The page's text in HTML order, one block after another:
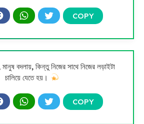
মানুষ বদলায়, কিন্তু নিজের সাথে নিজের লড়াইটা
চালিয়ে যেতে হয়।